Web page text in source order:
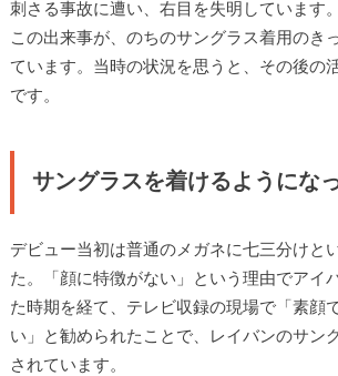
刺さる事故に遭い、右目を失明しています
この出来事が、のちのサングラス着用のき
ています。当時の状況を思うと、その後の
です。
サングラスを着けるようにな
デビュー当初は普通のメガネに七三分けと
た。「顔に特徴がない」という理由でアイ
た時期を経て、テレビ収録の現場で「素顔
い」と勧められたことで、レイバンのサン
されています。